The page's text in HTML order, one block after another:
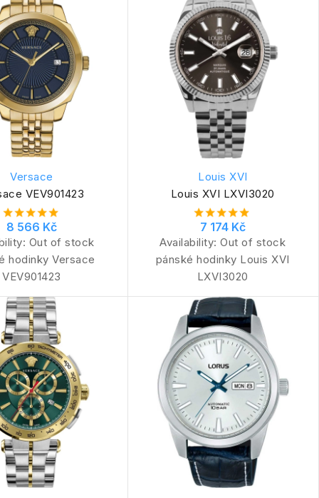
Versace
VEV901423
8 566 Kč
Out of stock
hodinky Versace
VEV901423
Louis XVI
Louis XVI LXVI3020
7 174 Kč
Availability:Out of stock
pánské hodinky Louis XVI
LXVI3020